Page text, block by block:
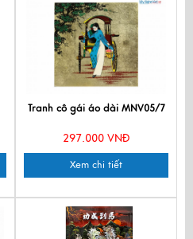
Tranh cô gái áo dài MNV05/7
297.000 VNĐ
Xem chi tiết